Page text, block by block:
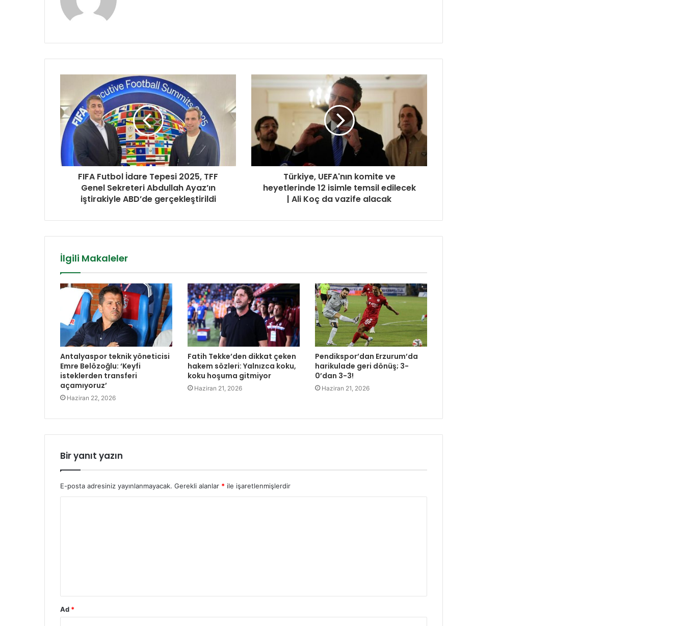
FIFA Futbol İdare Tepesi 2025, TFF
Genel Sekreteri Abdullah Ayaz’ın
iştirakiyle ABD’de gerçekleştirildi
Türkiye, UEFA'nın komite ve
heyetlerinde 12 isimle temsil edilecek
| Ali Koç da vazife alacak
İlgili Makaleler
Antalyaspor teknik yöneticisi
Emre Belözoğlu: ‘Keyfi
isteklerden transferi
açamıyoruz’
Haziran 22, 2026
Fatih Tekke’den dikkat çeken
hakem sözleri: Yalnızca koku,
koku hoşuma gitmiyor
Haziran 21, 2026
Pendikspor’dan Erzurum’da
harikulade geri dönüş; 3-
0’dan 3-3!
Haziran 21, 2026
Bir yanıt yazın
E-posta adresiniz yayınlanmayacak. Gerekli alanlar * ile işaretlenmişlerdir
Ad *